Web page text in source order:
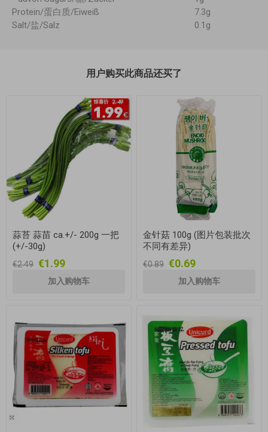
Protein/蛋白质/Eiweiß
7.3g
Salt/盐/Salz
0.1g
用户购买此商品还买了
蒜苔 蒜苗 ca.+/- 200g 一把
(+/-30g)
€2.49 €1.99
金针菇 100g (图片包装批次
不同有差异)
€0.89 €0.69